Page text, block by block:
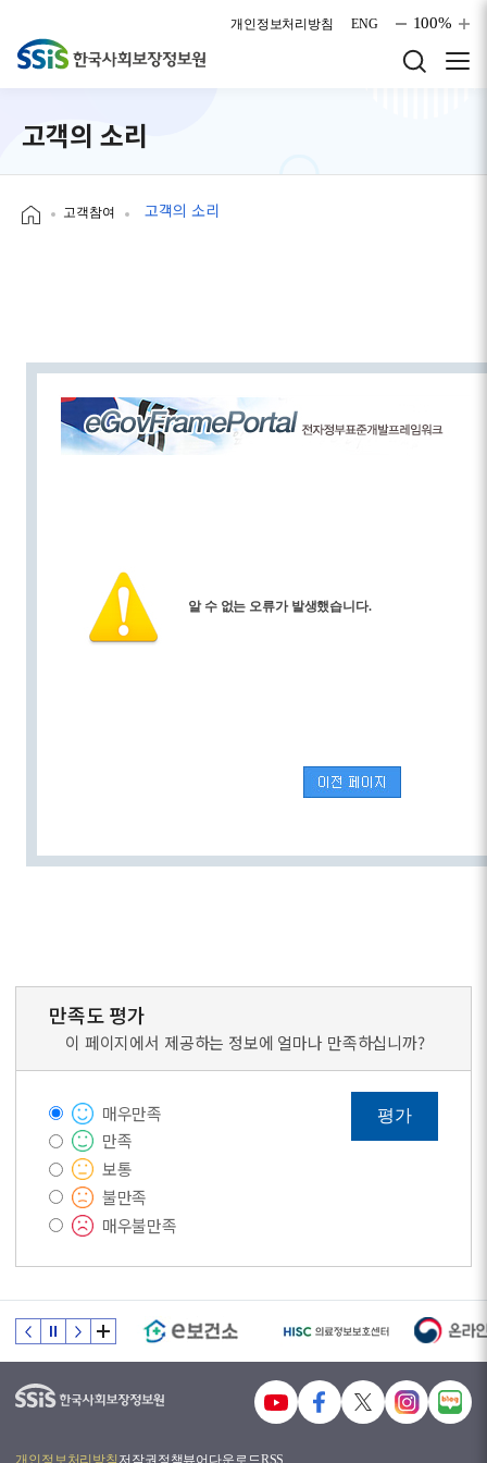
개인정보처리방침
ENG 100%
고객의 소리
고객참여 고객의 소리
알 수 없는 오류가 발생했습니다.
만족도 평가
이 페이지에서 제공하는 정보에 얼마나 만족하십니까?
매우만족
만족
보통
불만족
매우불만족
평가
개인정보처리방침 저작권정책뷰어다운로드RSS